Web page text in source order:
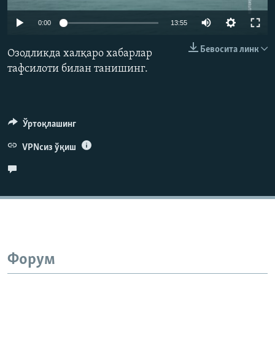
0:00 13:55
Бевосита линк
Озодликда халқаро хабарлар
тафсилоти билан танишинг.
Ўртоқлашинг
VPNсиз ўқиш
Форум